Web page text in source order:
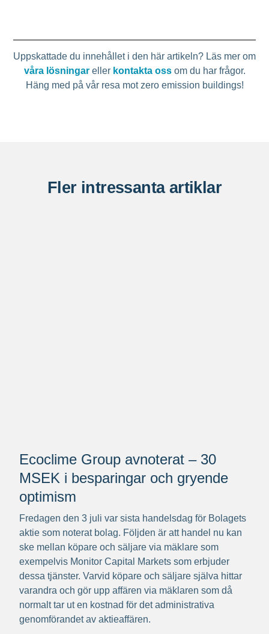
Uppskattade du innehållet i den här artikeln? Läs mer om
våra lösningareller kontakta oss om du har frågor.
Häng med på vår resa mot zero emission buildings!
Fler intressanta artiklar
Ecoclime Group avnoterat – 30
MSEK i besparingar och gryende
optimism
Fredagen den 3 juli var sista handelsdag för Bolagets
aktie som noterat bolag. Följden är att handel nu kan
ske mellan köpare och säljare via mäklare som
exempelvis Monitor Capital Markets som erbjuder
dessa tjänster. Varvid köpare och säljare själva hittar
varandra och gör upp affären via mäklaren som då
normalt tar ut en kostnad för det administrativa
genomförandet av aktieaffären.